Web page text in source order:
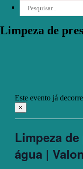
Limpeza de
Este evento já
×
Limpeza
água |